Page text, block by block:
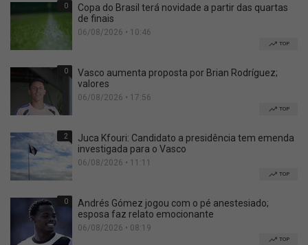
0
Copa do Brasil terá novidade a partir das quartas
de finais
06/08/2026 • 10:46
TOP
0
Vasco aumenta proposta por Brian Rodríguez;
valores
06/08/2026 • 17:56
TOP
2
Juca Kfouri: Candidato a presidência tem emenda
investigada para o Vasco
06/08/2026 • 11:11
TOP
0
Andrés Gómez jogou com o pé anestesiado;
esposa faz relato emocionante
06/08/2026 • 08:19
TOP